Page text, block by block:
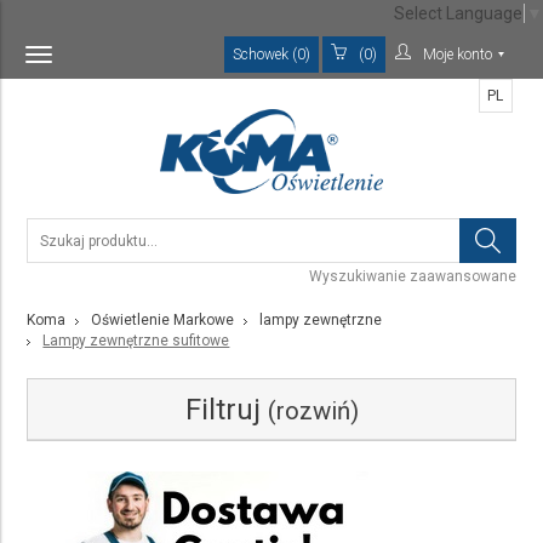
Toggle
navigation
Schowek (0) (0) Moje konto
Wyszukiwanie zaawansowane
PL
Koma Oświetlenie Markowe
lampy zewnętrzne
Lampy zewnętrzne sufitowe
Filtruj (rozwiń)
Kategoria
Select Language